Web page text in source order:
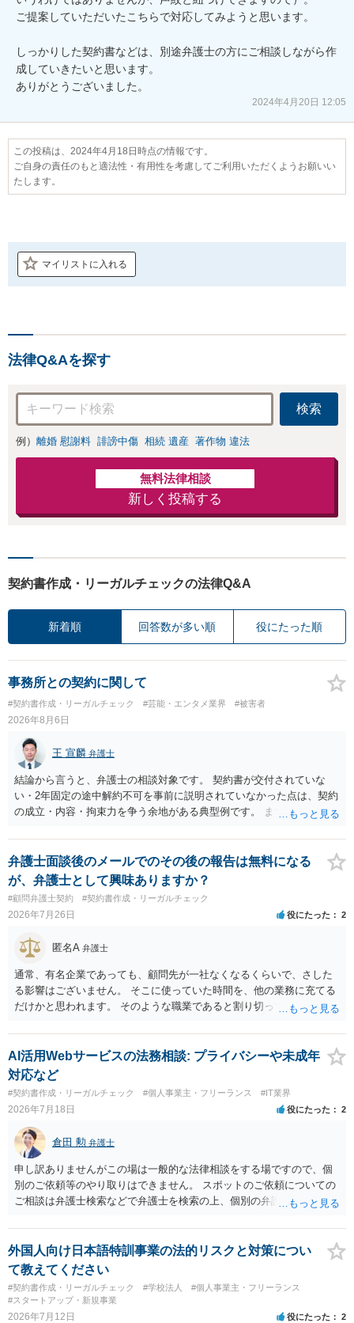
ご提案していただいたこちらで対応してみようと思います。
しっかりした契約書などは、別途弁護士の方にご相談しながら作
成していきたいと思います。
ありがとうございました。
2024年4月20日 12:05
この投稿は、2024年4月18日時点の情報です。
ご自身の責任のもと適法性・有用性を考慮してご利用いただくようお願いい
たします。
マイリストに入れる
法律Q&Aを探す
検索
例） 離婚 慰謝料 誹謗中傷 相続 遺産 著作物 違法
無料法律相談
新しく投稿する
契約書作成・リーガルチェックの法律Q&A
新着順 回答数が多い順 役にたった順
事務所との契約に関して
#契約書作成・リーガルチェック #芸能・エンタメ業界 #被害者
2026年8月6日
王 宣麟 弁護士
結論から言うと、弁護士の相談対象です。 契約書が交付されていな
い・2年固定の途中解約不可を事前に説明されていなかった点は、契約
の成立・内容・拘束力を争う余地がある典型例です。 まずは、運営と
みてはいかがでしょうか。 また同時並行で（もしまだされていないの
であれば）書面で退所意思の明確化はしておくべきだと考えます。
弁護士面談後のメールでのその後の報告は無料になる
が、弁護士として興味ありますか？
#顧問弁護士契約 #契約書作成・リーガルチェック
2026年7月26日 役にたった 2
匿名A 弁護士
通常、有名企業であっても、顧問先が一社なくなるくらいで、さした
る影響はございません。 そこに使っていた時間を、他の業務に充てる
だけかと思われます。 そのような職業であると割り切ってご相談され
相談者様のご意見が反映されることを、お祈りしております。
AI活用Webサービスの法務相談: プライバシーや未成年
対応など
#契約書作成・リーガルチェック #個人事業主・フリーランス #IT業界
2026年7月18日 役にたった 2
倉田 勲 弁護士
申し訳ありませんがこの場は一般的な法律相談をする場ですので、個
別のご依頼等のやり取りはできません。 スポットのご依頼についての
ご相談は弁護士検索などで弁護士を検索の上、個別の弁護士にご連絡
外国人向け日本語特訓事業の法的リスクと対策につい
て教えてください
#契約書作成・リーガルチェック #学校法人
#個人事業主・フリーランス
#スタートアップ・新規事業
2026年7月12日 役にたった 2